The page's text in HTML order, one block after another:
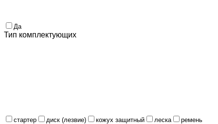
Да
Тип комплектующих
стартер диск (лезвие) кожух защитный леска
ремень